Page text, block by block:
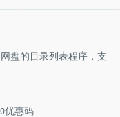
文
盘的目录列表程序，支
优惠码